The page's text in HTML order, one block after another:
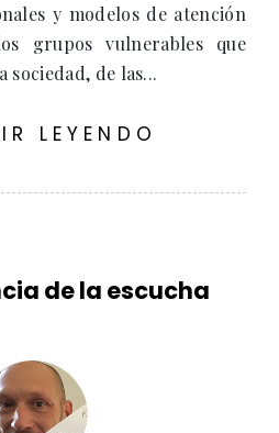
y modelos de atención
grupos vulnerables que
sociedad, de las...
LEYENDO
de la escucha